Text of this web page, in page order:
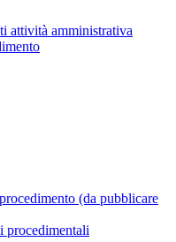
attività amministrativa
(da pubblicare
procedimentali